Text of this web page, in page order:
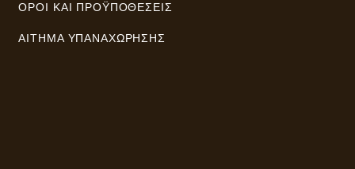
ΌΡΟΙ ΚΑΙ ΠΡΟΫΠΟΘΈΣΕΙΣ
ΑΊΤΗΜΑ ΥΠΑΝΑΧΏΡΗΣΗΣ